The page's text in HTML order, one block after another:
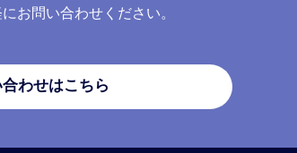
お問い合わせください。
わせはこちら